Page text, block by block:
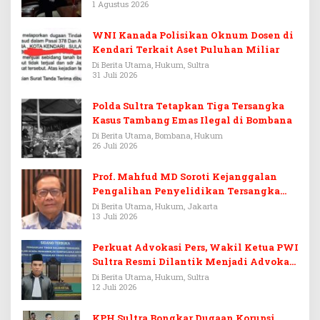
1 Agustus 2026
WNI Kanada Polisikan Oknum Dosen di
Kendari Terkait Aset Puluhan Miliar
Di Berita Utama, Hukum, Sultra
31 Juli 2026
Polda Sultra Tetapkan Tiga Tersangka
Kasus Tambang Emas Ilegal di Bombana
Di Berita Utama, Bombana, Hukum
26 Juli 2026
Prof. Mahfud MD Soroti Kejanggalan
Pengalihan Penyelidikan Tersangka
Febrie Adriansyah
Di Berita Utama, Hukum, Jakarta
13 Juli 2026
Perkuat Advokasi Pers, Wakil Ketua PWI
Sultra Resmi Dilantik Menjadi Advokat
PERADI
Di Berita Utama, Hukum, Sultra
12 Juli 2026